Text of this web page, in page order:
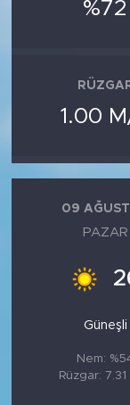
%72
1.00
09
PAZAR
Güneşli
Nem:
Rüzgar: